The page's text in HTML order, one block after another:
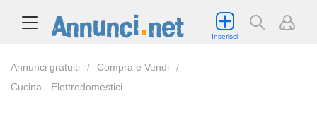
Inserisci
Annunci gratuiti
Compra e Vendi
Cucina - Elettrodomestici